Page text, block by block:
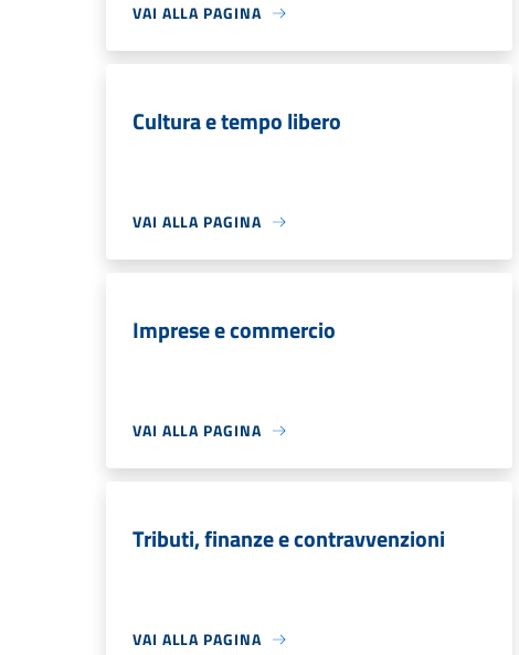
VAI ALLA PAGINA
Cultura e tempo libero
VAI ALLA PAGINA
Imprese e commercio
VAI ALLA PAGINA
Tributi, finanze e contravvenzioni
VAI ALLA PAGINA